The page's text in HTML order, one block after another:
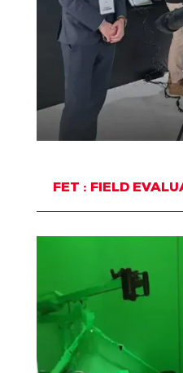
FET : FIELD